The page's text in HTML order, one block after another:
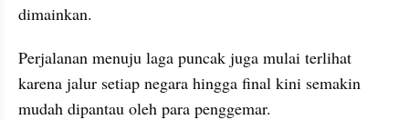
dimainkan.
Perjalanan menuju laga puncak juga mulai terlihat
karena jalur setiap negara hingga final kini semakin
mudah dipantau oleh para penggemar.